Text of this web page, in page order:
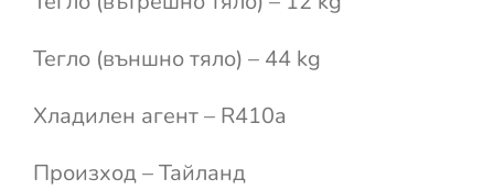
Тегло (външно тяло) – 44 kg
Хладилен агент – R410a
Произход – Тайланд